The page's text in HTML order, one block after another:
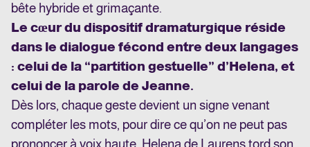
bête hybride et grimaçante.
Le cœur du dispositif dramaturgique réside
dans le dialogue fécond entre deux langages
: celui de la “partition gestuelle” d’Helena, et
celui de la parole de Jeanne.
Dès lors, chaque geste devient un signe venant
compléter les mots, pour dire ce qu’on ne peut pas
prononcer à voix haute. Helena de Laurens tord son